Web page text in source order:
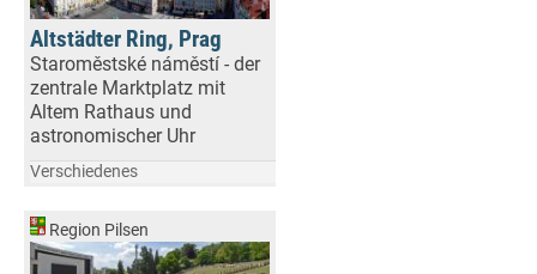
Altstädter Ring, Prag
Staroměstské náměstí - der
zentrale Marktplatz mit
Altem Rathaus und
astronomischer Uhr
Verschiedenes
Region Pilsen